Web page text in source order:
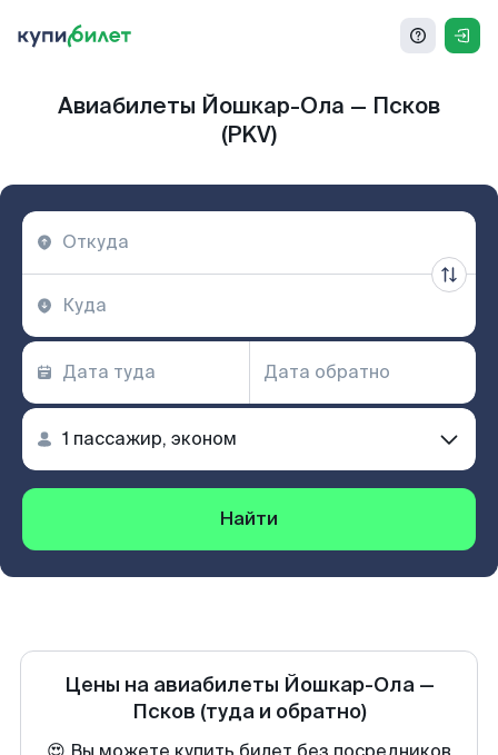
Авиабилеты Йошкар-Ола — Псков
(PKV)
Найти
Цены на авиабилеты Йошкар-Ола—
Псков (туда и обратно)